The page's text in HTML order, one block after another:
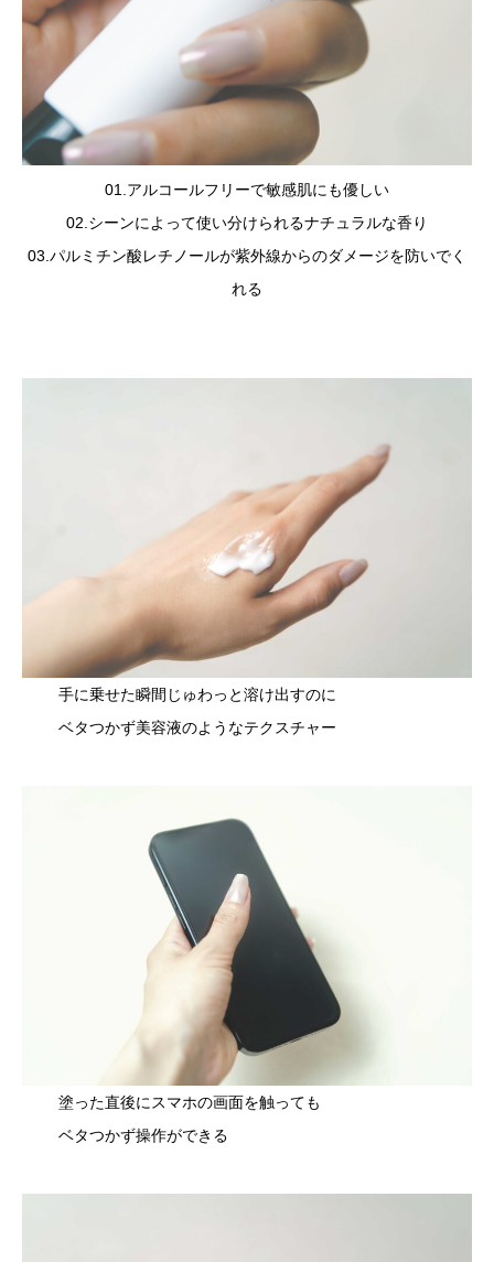
01.アルコールフリーで敏感肌にも優しい
02.シーンによって使い分けられるナチュラルな香り
03.パルミチン酸レチノールが紫外線からのダメージを防いでく
れる
手に乗せた瞬間じゅわっと溶け出すのに
ベタつかず美容液のようなテクスチャー
塗った直後にスマホの画面を触っても
ベタつかず操作ができる